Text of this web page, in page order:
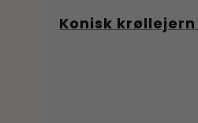
Konisk krøllejern